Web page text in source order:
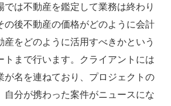
は不動産を鑑定して業務は終わり
の後不動産の価格がどのように会計
産をどのように活用すべきかという
トまで行います。クライアントには
が名を連ねており、プロジェクトの
自分が携わった案件がニュースにな